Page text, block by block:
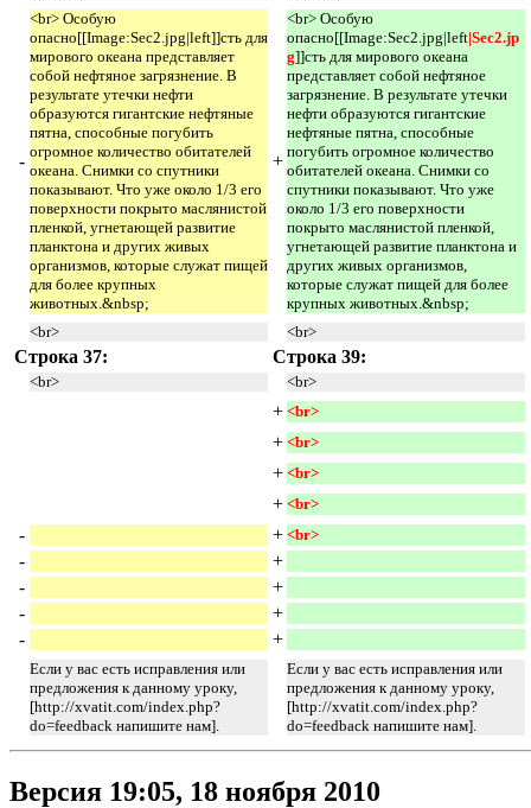
-
<br> Особую
опасно[[Image:Sec2.jpg|left]]сть для
мирового океана представляет
собой нефтяное загрязнение. В
результате утечки нефти
образуются гигантские нефтяные
пятна, способные погубить
огромное количество обитателей
океана. Снимки со спутники
показывают. Что уже около 1/3 его
поверхности покрыто маслянистой
пленкой, угнетающей развитие
планктона и других живых
организмов, которые служат пищей
для более крупных
животных.&nbsp;
+
<br> Особую
опасно[[Image:Sec2.jpg|left|Sec2.jp
g]]сть для мирового океана
представляет собой нефтяное
загрязнение. В результате утечки
нефти образуются гигантские
нефтяные пятна, способные
погубить огромное количество
обитателей океана. Снимки со
спутники показывают. Что уже
около 1/3 его поверхности
покрыто маслянистой пленкой,
угнетающей развитие планктона и
других живых организмов,
которые служат пищей для более
крупных животных.&nbsp;
<br>
<br>
Строка 37: Строка 39:
<br> <br>
+ <br>
+ <br>
+ <br>
+ <br>
- + <br>
-
+
-
+
-
+
-
+
Если у вас есть исправления или
предложения к данному уроку,
[http://xvatit.com/index.php?
do=feedback напишите нам].
Если у вас есть исправления или
предложения к данному уроку,
[http://xvatit.com/index.php?
do=feedback напишите нам].
Версия 19:05, 18 ноября 2010